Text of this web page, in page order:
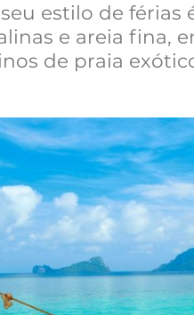
seu estilo de
e areia fina,
de praia